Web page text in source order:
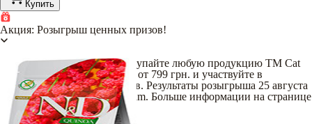
Купить
Акция: Розыгрыш ценных призов!
С 17 июля по 16 августа покупайте любую продукцию TM Cat
Chow и Dog Chow на сумму от 799 грн. и участвуйте в
розыгрыше ценных подарков. Результаты розыгрыша 25 августа
на нашей странице в Instagram. Больше информации на странице
бренда.